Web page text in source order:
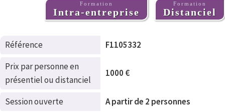
Formation
Intra-entreprise
Formation
Distanciel
Référence
F1105332
Prix par personne en
présentiel ou distanciel
1000 €
Session ouverte
A partir de 2 personnes